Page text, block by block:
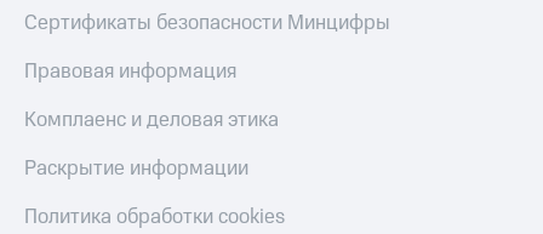
Сертификаты безопасности Минцифры
Правовая информация
Комплаенс и деловая этика
Раскрытие информации
Политика обработки cookies